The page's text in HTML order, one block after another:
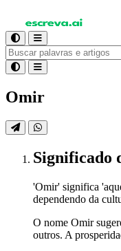
Omir
Significado
'Omir' significa
dependendo da
O nome Omir
outros. A